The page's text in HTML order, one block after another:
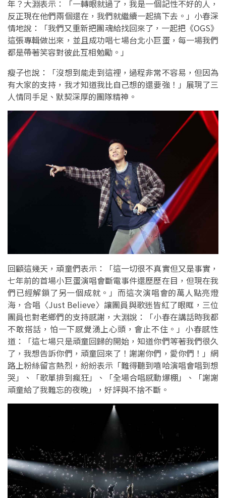
年？大淵表示：「一轉眼就過了，我是一個記性不好的人，
反正現在他們兩個還在，我們就繼續一起搞下去。」小春深
情地說：「我們又重新把團魂給找回來了，一起把《OGS》
這張專輯做出來，並且成功唱七場台北小巨蛋，每一場我們
都是帶著笑容對彼此互相勉勵。」
瘦子也說：「沒想到能走到這裡，過程非常不容易，但因為
有大家的支持，我才知道我比自己想的還要強！」展現了三
人情同手足、默契深厚的團隊精神。
回顧這幾天，頑童們表示：「這一切很不真實但又是事實，
七年前的首場小巨蛋演唱會斷電事件還歷歷在目，但現在我
們已經解鎖了另一個成就。」而這次演唱會的萬人點亮燈
海，合唱〈Just Believe〉讓團員與歌迷皆紅了眼眶，三位
團員也對老鄉們的支持感謝，大淵說：「小春在講話時我都
不敢搭話，怕一下感覺湧上心頭，會止不住。」小春感性
道：「這七場只是頑童回歸的開始，知道你們等著我們很久
了，我想告訴你們，頑童回來了！謝謝你們，愛你們！」網
路上粉絲留言熱烈，紛紛表示「難得聽到嘻哈演唱會唱到想
哭」、「歌單排到瘋狂」、「全場合唱感動爆棚」、「謝謝
頑童給了我難忘的夜晚」，好評與不捨不斷。